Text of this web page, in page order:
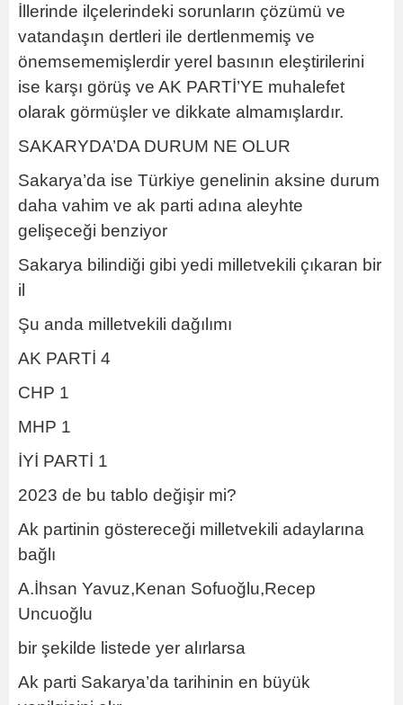
İllerinde ilçelerindeki sorunların çözümü ve
vatandaşın dertleri ile dertlenmemiş ve
önemsememişlerdir yerel basının eleştirilerini
ise karşı görüş ve AK PARTİ’YE muhalefet
olarak görmüşler ve dikkate almamışlardır.
SAKARYDA’DA DURUM NE OLUR
Sakarya’da ise Türkiye genelinin aksine durum
daha vahim ve ak parti adına aleyhte
gelişeceği benziyor
Sakarya bilindiği gibi yedi milletvekili çıkaran bir
il
Şu anda milletvekili dağılımı
AK PARTİ 4
CHP 1
MHP 1
İYİ PARTİ 1
2023 de bu tablo değişir mi?
Ak partinin göstereceği milletvekili adaylarına
bağlı
A.İhsan Yavuz,Kenan Sofuoğlu,Recep
Uncuoğlu
bir şekilde listede yer alırlarsa
Ak parti Sakarya’da tarihinin en büyük